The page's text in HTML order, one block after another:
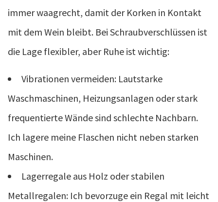
immer waagrecht, damit der Korken in Kontakt
mit dem Wein bleibt. Bei Schraubverschlüssen ist
die Lage flexibler, aber Ruhe ist wichtig:
Vibrationen vermeiden: Lautstarke
Waschmaschinen, Heizungsanlagen oder stark
frequentierte Wände sind schlechte Nachbarn.
Ich lagere meine Flaschen nicht neben starken
Maschinen.
Lagerregale aus Holz oder stabilen
Metallregalen: Ich bevorzuge ein Regal mit leicht